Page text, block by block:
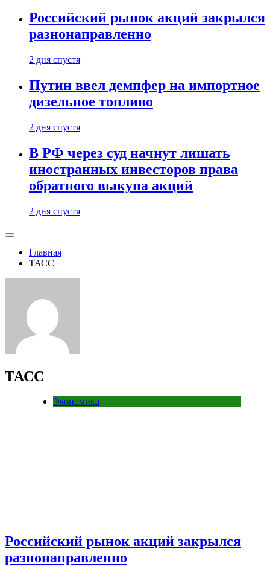
Российский рынок акций закрылся
разнонаправленно
2 дня спустя
Путин ввел демпфер на импортное
дизельное топливо
2 дня спустя
В РФ через суд начнут лишать
иностранных инвесторов права
обратного выкупа акций
2 дня спустя
Главная
ТАСС
ТАСС
Экономика
Российский рынок акций закрылся
разнонаправленно